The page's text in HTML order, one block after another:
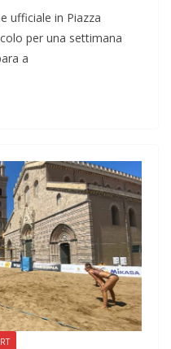
ufficiale in Piazza
per una settimana
a